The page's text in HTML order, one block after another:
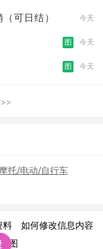
可日结） 今天
图 今天
图 今天
摩托/电动/自行车
料 如何修改信息内容
图